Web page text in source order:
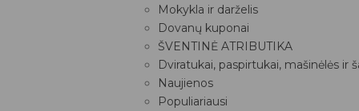
Mokykla ir darželis
Dovanų kuponai
ŠVENTINĖ ATRIBUTIKA
Dviratukai, paspirtukai, mašinėlės ir
Naujienos
Populiariausi